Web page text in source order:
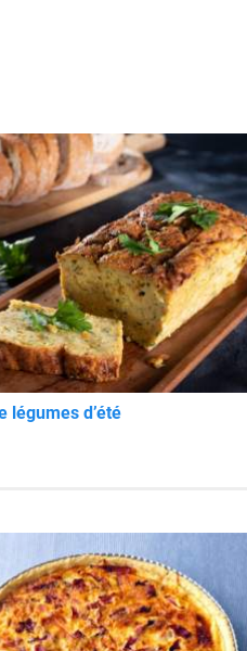
légumes d’été